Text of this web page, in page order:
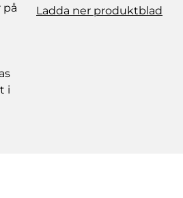
på
i
Ladda ner produktblad